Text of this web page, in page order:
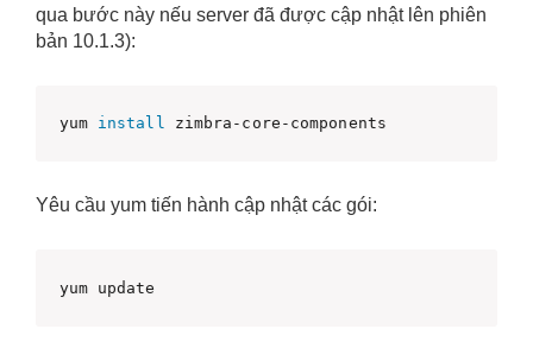
qua bước này nếu server đã được cập nhật lên phiên
bản 10.1.3):
yum install zimbra-core-components
Yêu cầu yum tiến hành cập nhật các gói:
yum update